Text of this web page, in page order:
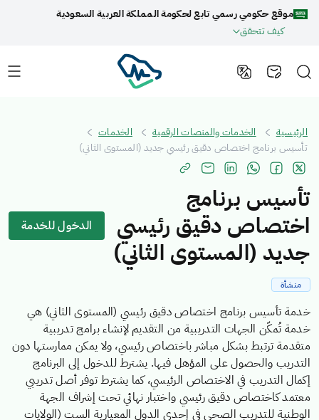
موقع حكومي رسمي تابع لحكومة المملكة العربية السعودية
كيف تتحقق
الرئيسية الخدمات والمنصات الرقمية
الخدمات
تأسيس برنامج اختصاص دقيق رئيسي جديد (المستوى الثاني)
تأسيس برنامج
اختصاص دقيق رئيسي
جديد (المستوى الثاني)
الدخول للخدمة
منشأة
خدمة تأسيس برنامج اختصاص دقيق رئيسي (المستوى الثاني) هي
خدمة تُمكّن الجهات التدريبية من التقديم لإنشاء برامج تدريبية
متقدمة ترتبط بشكل مباشر باختصاص رئيسي، ولا يمكن ممارستها دون
التدريب والحصول على المؤهل فيها. يشترط للدخول إلى البرنامج
إكمال التدريب في الاختصاص الرئيسي، كما يشترط توفر أصل تدريبي
معتمد كاختصاص دقيق رئيسي واختبار نهائي تحت إشراف الجهة
الوطنية للتدريب الصحي في إحدى الدول المعيارية الست (الولايات